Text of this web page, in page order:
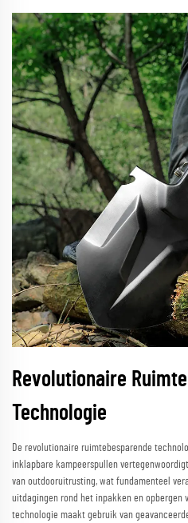
Revolutionaire
Technologie
De revolutionaire ruimtebesparende
inklapbare kampeerspullen
van outdooruitrusting, wat fundamenteel
uitdagingen rond het inpakken en opbergen
technologie maakt gebruik van